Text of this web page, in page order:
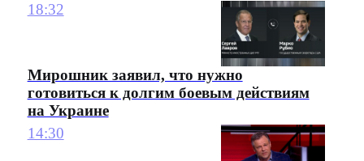
18:32
Мирошник заявил, что нужно
готовиться к долгим боевым действиям
на Украине
14:30